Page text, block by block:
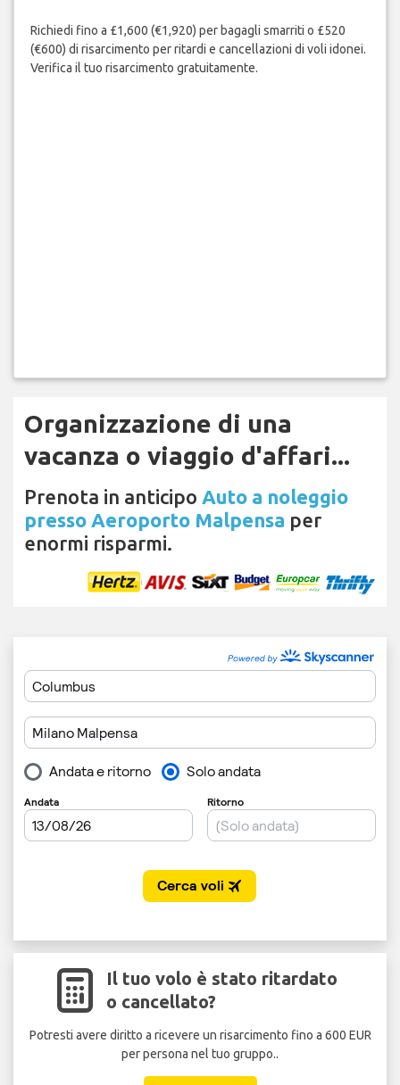
Richiedi fino a £1,600 (€1,920) per bagagli smarriti o £520
(€600) di risarcimento per ritardi e cancellazioni di voli idonei.
Verifica il tuo risarcimento gratuitamente.
Organizzazione di una
vacanza o viaggio d'affari...
Prenota in anticipo Auto a noleggio
presso Aeroporto Malpensa per
enormi risparmi.
Il tuo volo è stato ritardato
o cancellato?
Potresti avere diritto a ricevere un risarcimento fino a 600 EUR
per persona nel tuo gruppo..